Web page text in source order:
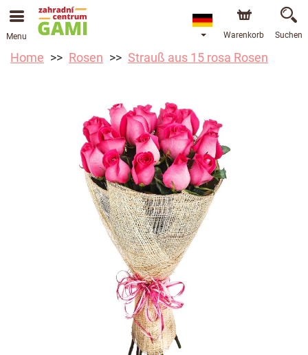
Menu Warenkorb Suchen
Home Rosen Strauß aus 15 rosa Rosen